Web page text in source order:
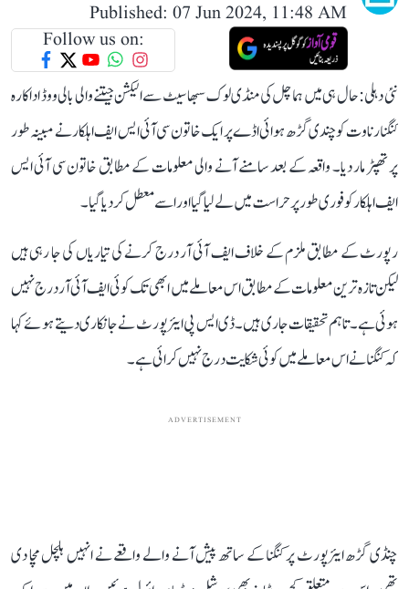
Published: 07 Jun 2024, 11:48 AM
Follow us on:
نئی دہلی: حال ہی میں ہماچل کی منڈی لوک سبھا سیٹ سے الیکشن جیتنے والی بالی ووڈ اداکارہ
کنگنا رناوت کو چندی گڑھ ہوائی اڈے پر ایک خاتون سی آئی ایس ایف اہلکار نے مبینہ طور
پر تھپڑ مار دیا۔ واقعہ کے بعد سامنے آنے والی معلومات کے مطابق خاتون سی آئی ایس
ایف اہلکار کو فوری طور پر حراست میں لے لیا گیا اور اسے معطل کر دیا گیا۔
رپورٹ کے مطابق ملزم کے خلاف ایف آئی آر درج کرنے کی تیاریاں کی جا رہی ہیں
لیکن تازہ ترین معلومات کے مطابق اس معاملے میں ابھی تک کوئی ایف آئی آر درج نہیں
ہوئی ہے۔ تاہم تحقیقات جاری ہیں۔ ڈی ایس پی ایئرپورٹ نے جانکاری دیتے ہوئے کہا
کہ کنگنا نے اس معاملے میں کوئی شکایت درج نہیں کرائی ہے۔
ADVERTISEMENT
چنڈی گڑھ ایئرپورٹ پر کنگنا کے ساتھ پیش آنے والے واقعے نے انہیں ہلچل مچا دی